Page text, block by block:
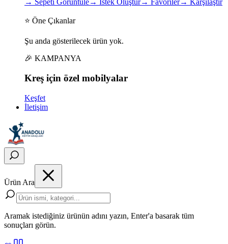
→ Sepeti Görüntüle→ İstek Oluştur→ Favoriler→ Karşılaştır
⭐ Öne Çıkanlar
Şu anda gösterilecek ürün yok.
🎉 KAMPANYA
Kreş için özel mobilyalar
Keşfet
İletişim
Ürün Ara
Aramak istediğiniz ürünün adını yazın, Enter'a basarak tüm
sonuçları görün.